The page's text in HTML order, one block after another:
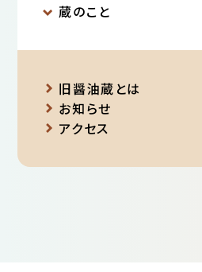
蔵のこと
旧醤油蔵とは
お知らせ
アクセス